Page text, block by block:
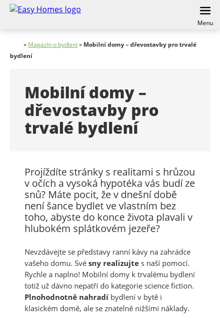
Menu
» Magazín o bydlení» Mobilní domy – dřevostavby pro trvalé
bydlení
Mobilní domy –
dřevostavby pro
trvalé bydlení
Projíždíte stránky s realitami s hrůzou
v očích a vysoká hypotéka vás budí ze
snů? Máte pocit, že v dnešní době
není šance bydlet ve vlastním bez
toho, abyste do konce života plavali v
hlubokém splátkovém jezeře?
Nevzdávejte se představy ranní kávy na zahrádce
vašeho domu. Své sny realizujte s naší pomocí.
Rychle a naplno! Mobilní domy k trvalému bydlení
totiž už dávno nepatří do kategorie science fiction.
Plnohodnotně nahradí bydlení v bytě i
klasickém domě, ale se znatelně nižšími náklady.